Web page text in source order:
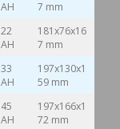
AH
7 mm
22
AH
181x76x16
7 mm
33
AH
197x130x1
59 mm
45
AH
197x166x1
72 mm